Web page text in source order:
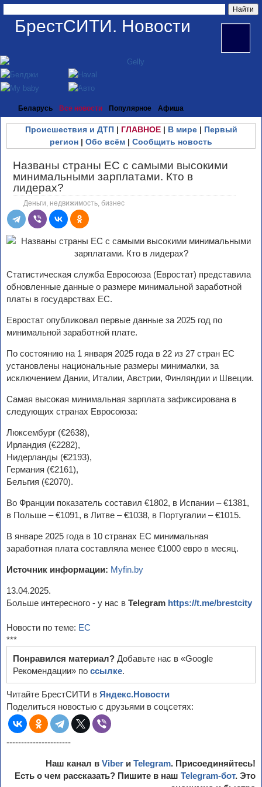
БрестСИТИ. Новости
Беларусь Все новости Популярное Афиша
Происшествия и ДТП| ГЛАВНОЕ| В мире| Первый
регион | Обо всём | Сообщить новость
Названы страны ЕС с самыми высокими
минимальными зарплатами. Кто в
лидерах?
Деньги, недвижимость, бизнес
Статистическая служба Евросоюза (Евростат) представила
обновленные данные о размере минимальной заработной
платы в государствах ЕС.
Евростат опубликовал первые данные за 2025 год по
минимальной заработной плате.
По состоянию на 1 января 2025 года в 22 из 27 стран ЕС
установлены национальные размеры минималки, за
исключением Дании, Италии, Австрии, Финляндии и Швеции.
Самая высокая минимальная зарплата зафиксирована в
следующих странах Евросоюза:
Люксембург (€2638),
Ирландия (€2282),
Нидерланды (€2193),
Германия (€2161),
Бельгия (€2070).
Во Франции показатель составил €1802, в Испании – €1381,
в Польше – €1091, в Литве – €1038, в Португалии – €1015.
В январе 2025 года в 10 странах ЕС минимальная
заработная плата составляла менее €1000 евро в месяц.
Источник информации: Myfin.by
13.04.2025.
Больше интересного - у нас в Telegram https://t.me/brestcity
Новости по теме: ЕС
***
Понравился материал? Добавьте нас в «Google
Рекомендации» по ссылке.
Читайте БрестСИТИ в Яндекс.Новости
Поделиться новостью с друзьями в соцсетях:
----------------------
Наш канал в Viber и Telegram. Присоединяйтесь!
Есть о чем рассказать? Пишите в наш Telegram-бот. Это